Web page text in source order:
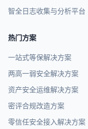
智全日志收集与分析平台
热门方案
一站式等保解决方案
两高一弱安全解决方案
资产安全运维解决方案
密评合规改造方案
零信任安全接入解决方案